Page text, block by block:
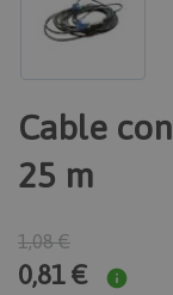
Cable
25 m
1,08 €
0,81 €